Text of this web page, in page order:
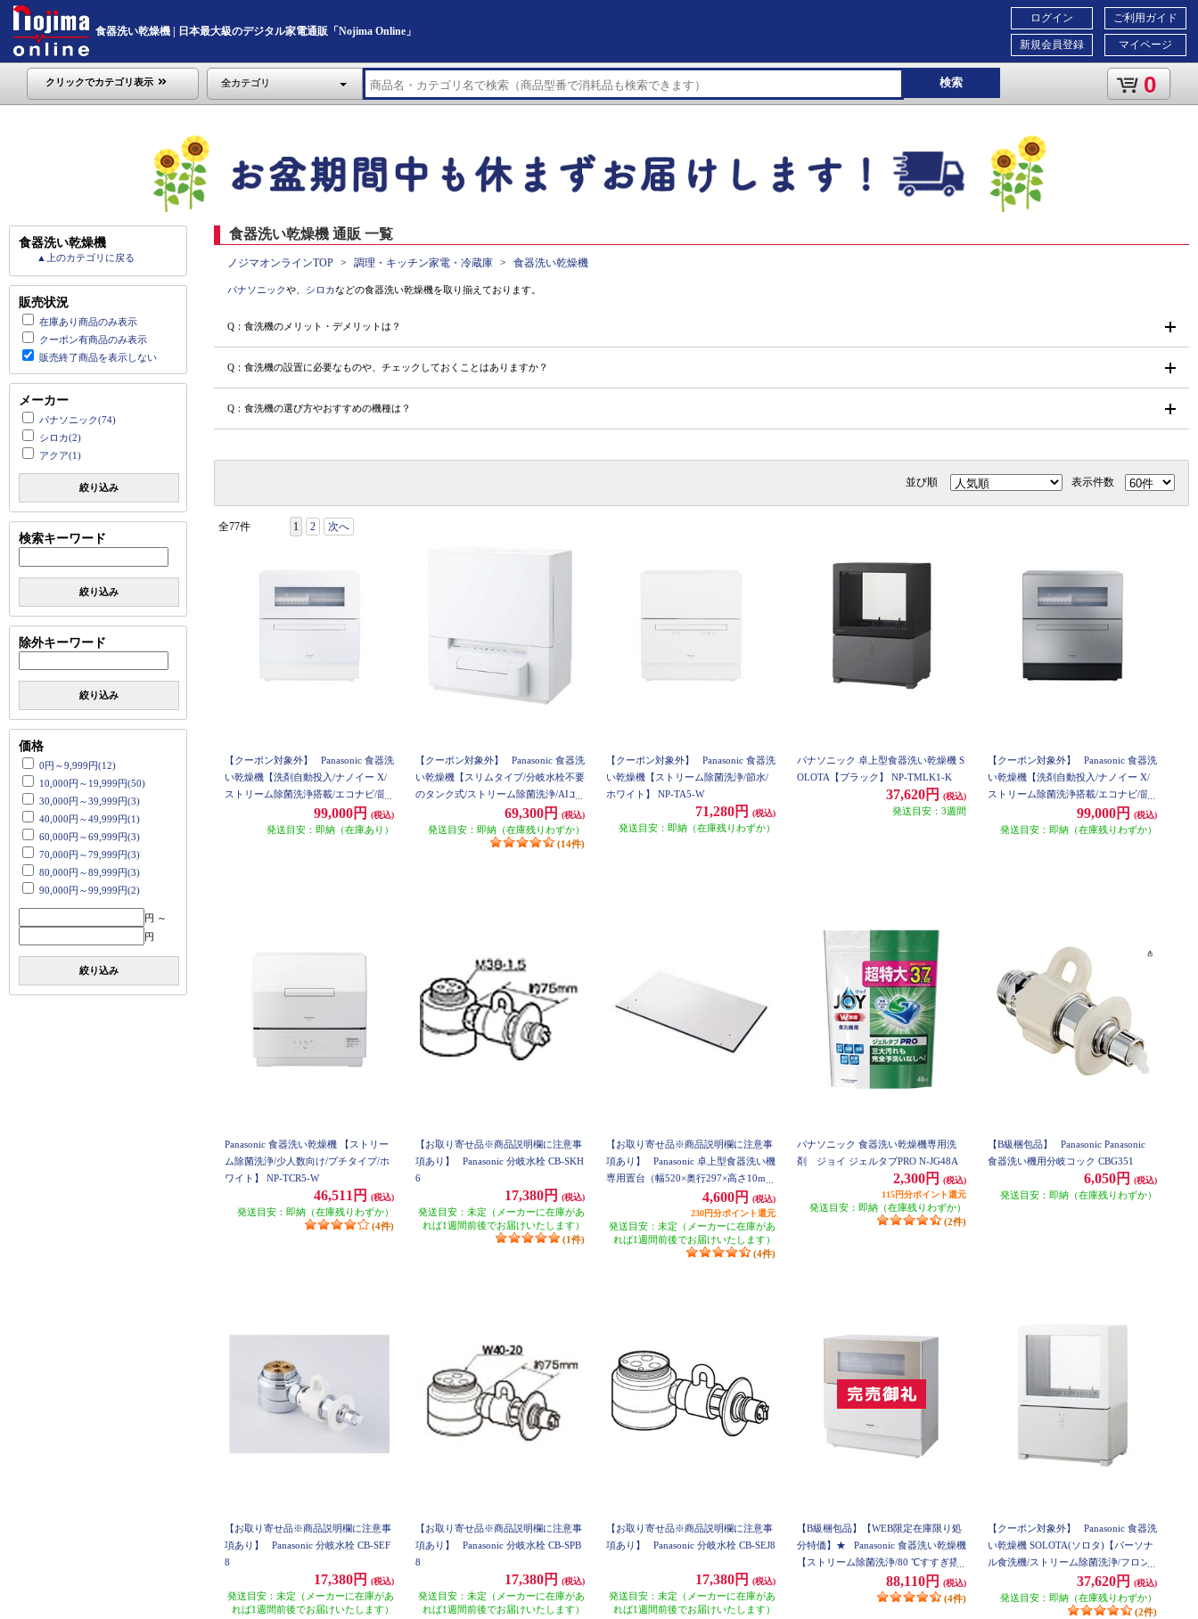
食器洗い乾燥機 | 日本最大級のデジタル家電通販「Nojima Online」
ご利用ガイド
マイページ
ログイン
新規会員登録
クリックでカテゴリ表示 全カテゴリ 検索 0
食器洗い乾燥機
▲上のカテゴリに戻る
販売状況
在庫あり商品のみ表示
クーポン有商品のみ表示
販売終了商品を表示しない
メーカー
パナソニック(74)
シロカ(2)
アクア(1)
絞り込み
検索キーワード
絞り込み
除外キーワード
絞り込み
価格
0円～9,999円(12)
10,000円～19,999円(50)
30,000円～39,999円(3)
40,000円～49,999円(1)
60,000円～69,999円(3)
70,000円～79,999円(3)
80,000円～89,999円(3)
90,000円～99,999円(2)
円 ～
円
絞り込み
食器洗い乾燥機 通販 一覧
ノジマオンラインTOP 調理・キッチン家電・冷蔵庫 食器洗い乾燥機
パナソニックや、 シロカなどの食器洗い乾燥機を取り揃えております。
Q：食洗機のメリット・デメリットは？
Q：食洗機の設置に必要なものや、チェックしておくことはありますか？
Q：食洗機の選び方やおすすめの機種は？
並び順 表示件数
全77件 1 2 次へ
【クーポン対象外】
Panasonic 食器洗
い乾燥機【洗剤自動投入/ナノイー X/
ストリーム除菌洗浄搭載/エコナビ/節
水/ホワイト】 NP-TZ500-W
99,000円 (税込)
発送目安：即納（在庫あり）
【クーポン対象外】
Panasonic 食器洗
い乾燥機【スリムタイプ/分岐水栓不要
のタンク式/ストリーム除菌洗浄/AIエ
コナビ/ECONAVI/ホワイト】 NP-TSP1
69,300円 (税込)
発送目安：即納（在庫残りわずか）
(14件)
【クーポン対象外】
Panasonic 食器洗
い乾燥機【ストリーム除菌洗浄/節水/
ホワイト】 NP-TA5-W
71,280円 (税込)
発送目安：即納（在庫残りわずか）
パナソニック 卓上型食器洗い乾燥機 S
OLOTA【ブラック】 NP-TMLK1-K
37,620円 (税込)
発送目安：3週間
【クーポン対象外】
Panasonic 食器洗
い乾燥機【洗剤自動投入/ナノイー X/
ストリーム除菌洗浄搭載/エコナビ/節
水/シルバー】 NP-TZ500-S
99,000円 (税込)
発送目安：即納（在庫残りわずか）
Panasonic 食器洗い乾燥機 【ストリー
ム除菌洗浄/少人数向け/プチタイプ/ホ
ワイト】 NP-TCR5-W
46,511円 (税込)
発送目安：即納（在庫残りわずか）
(4件)
【お取り寄せ品※商品説明欄に注意事
項あり】
Panasonic 分岐水栓 CB-SKH
6
17,380円 (税込)
発送目安：未定（メーカーに在庫があ
れば1週間前後でお届けいたします）
(1件)
【お取り寄せ品※商品説明欄に注意事
項あり】
Panasonic 卓上型食器洗い機
専用置台（幅520×奥行297×高さ10m
4,600円
(税込)
230円分ポイント還元
発送目安：未定（メーカーに在庫があ
れば1週間前後でお届けいたします）
(4件)
パナソニック 食器洗い乾燥機専用洗
剤 ジョイ ジェルタブPRO N-JG48A
2,300円
(税込)
115円分ポイント還元
発送目安：即納（在庫残りわずか）
(2件)
【B級梱包品】
Panasonic Panasonic
食器洗い機用分岐コック CBG351
6,050円 (税込)
発送目安：即納（在庫残りわずか）
【お取り寄せ品※商品説明欄に注意事
項あり】
Panasonic 分岐水栓 CB-SEF
8
17,380円 (税込)
発送目安：未定（メーカーに在庫があ
れば1週間前後でお届けいたします）
【お取り寄せ品※商品説明欄に注意事
項あり】
Panasonic 分岐水栓 CB-SPB
8
17,380円 (税込)
発送目安：未定（メーカーに在庫があ
れば1週間前後でお届けいたします）
【お取り寄せ品※商品説明欄に注意事
項あり】
Panasonic 分岐水栓 CB-SEJ8
17,380円 (税込)
発送目安：未定（メーカーに在庫があ
れば1週間前後でお届けいたします）
【B級梱包品】【WEB限定在庫限り処
分特価】★
Panasonic 食器洗い乾燥機
【ストリーム除菌洗浄/80 ℃すすぎ搭
載/サンディベージュ】 NP-TH4-C
88,110円 (税込)
(4件)
【クーポン対象外】
Panasonic 食器洗
い乾燥機 SOLOTA(ソロタ)【パーソナ
ル食洗機/ストリーム除菌洗浄/フロン
トオープン/ホワイト】 NP-TML1
37,620円 (税込)
発送目安：即納（在庫残りわずか）
(2件)